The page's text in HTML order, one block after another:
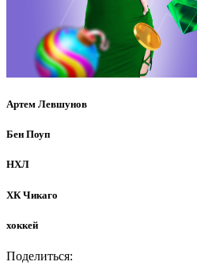
Артем Левшунов
Бен Поуп
НХЛ
ХК Чикаго
хоккей
Поделиться: